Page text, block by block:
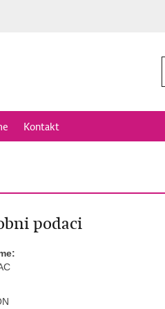
Kontakt
podaci